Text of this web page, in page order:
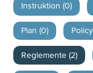
Instruktion (0)
Plan (0)
Reglemente (2)